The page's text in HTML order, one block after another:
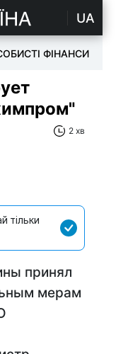
UA
ФІНАНСИ
2 хв
тільки
принял
мерам